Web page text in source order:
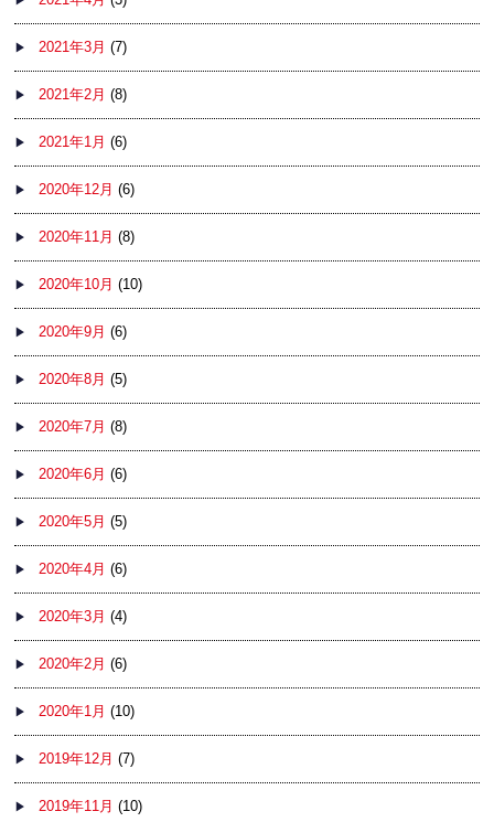
2021年3月 (7)
2021年2月 (8)
2021年1月 (6)
2020年12月 (6)
2020年11月 (8)
2020年10月 (10)
2020年9月 (6)
2020年8月 (5)
2020年7月 (8)
2020年6月 (6)
2020年5月 (5)
2020年4月 (6)
2020年3月 (4)
2020年2月 (6)
2020年1月 (10)
2019年12月 (7)
2019年11月 (10)